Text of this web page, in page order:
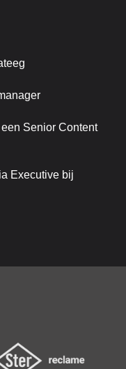
Senior Content
Executive bij